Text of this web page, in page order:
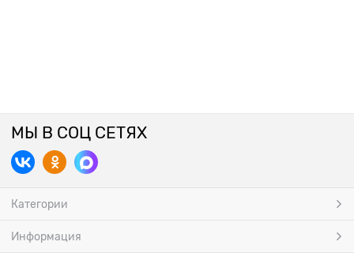
МЫ В СОЦ СЕТЯХ
Категории
Информация